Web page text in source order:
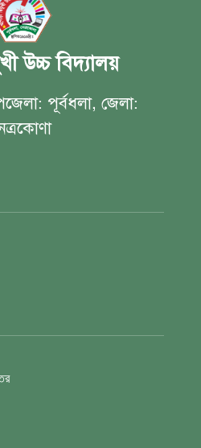
উচ্চ বিদ্যালয়
পূর্বধলা, জেলা: